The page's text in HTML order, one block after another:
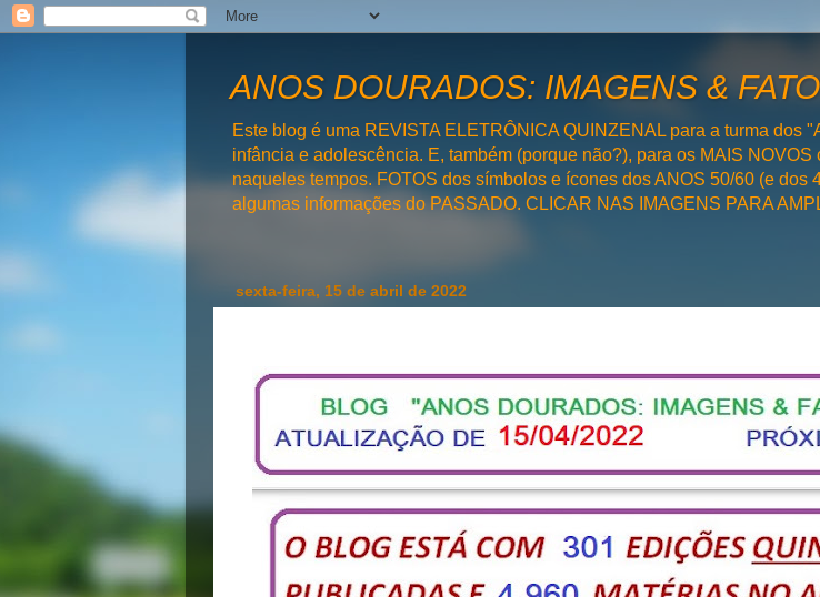
ANOS DOURADOS: IMAGENS &
Este blog é uma REVISTA ELETRÔNICA QUINZENAL para a turma dos
infância e adolescência. E, também (porque não?), para os MAIS
naqueles tempos. FOTOS dos símbolos e ícones dos ANOS 50/60 (e dos
algumas informações do PASSADO. CLICAR NAS IMAGENS PARA
sexta-feira, 15 de abril de 2022